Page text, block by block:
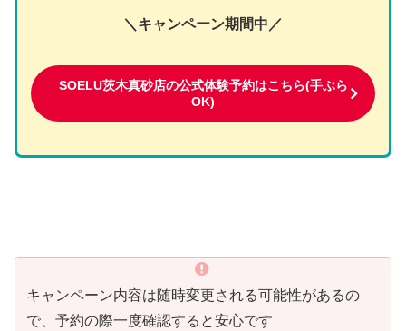
＼キャンペーン期間中／
SOELU茨木真砂店の公式体験予約はこちら(手ぶら
OK)
キャンペーン内容は随時変更される可能性があるの
で、予約の際一度確認すると安心です